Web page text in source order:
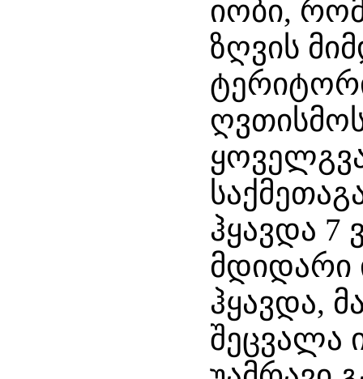
იობი,
ზღვის
ჰყავდა 7
მდიდარი
ჰყავდა,
შეცვალა